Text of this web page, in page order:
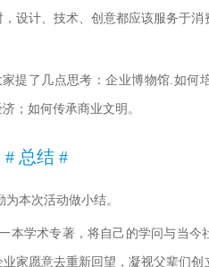
设计、技术、创意都应该服务于
提了几点思考：企业博物馆.如何
；如何传承商业文明。
# 总结 #
本次活动做小结。
本学术专著，将自己的学问与当今
家愿意去重新回望，凝视父辈们